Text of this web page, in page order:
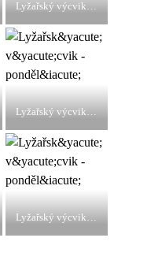
Lyžařský výcvik - pondělí
Lyžařský výcvik - pondělí
Lyžařský výcvik - pondělí